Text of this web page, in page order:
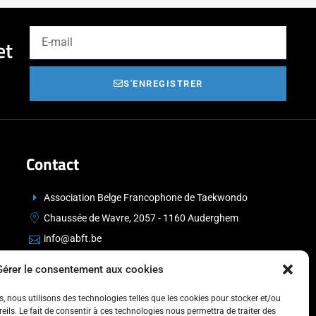
le consentement aux cookies
nous utilisons des technologies telles que les cookies pour stocker et/ou
Le fait de consentir à ces technologies nous permettra de traiter des
S'ENREGISTRER
Contact
Association Belge Francophone de Taekwondo
Chaussée de Wavre, 2057 - 1160 Auderghem
info@abft.be